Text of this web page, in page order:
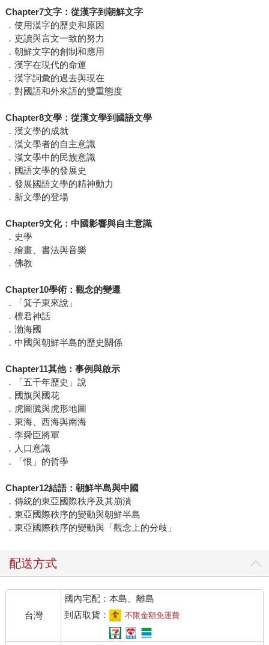
Chapter7文字：從漢字到朝鮮文字
．使用漢字的歷史和原因
．吏讀與言文一致的努力
．朝鮮文字的創制和應用
．漢字在現代的命運
．漢字詞彙的過去與現在
．對國語和外來語的雙重態度
Chapter8文學：從漢文學到國語文學
．漢文學的成就
．漢文學者的自主意識
．漢文學中的民族意識
．國語文學的發展史
．發展國語文學的精神動力
．新文學的登場
Chapter9文化：中國影響與自主意識
．史學
．繪畫、書法與音樂
．佛教
Chapter10學術：觀念的變遷
．「箕子東來說」
．檀君神話
．渤海國
．中國與朝鮮半島的歷史關係
Chapter11其他：事例與啟示
．「五千年歷史」說
．國旗與國花
．虎圖騰與虎形地圖
．東海、西海與南海
．李舜臣將軍
．人口意識
．「恨」的哲學
Chapter12結語：朝鮮半島與中國
．傳統的東亞國際秩序及其崩潰
．東亞國際秩序的變動與朝鮮半島
．東亞國際秩序的變動與「觀念上的分歧」
配送方式
台灣
國內宅配：本島、離島
到店取貨：
不限金額免運費